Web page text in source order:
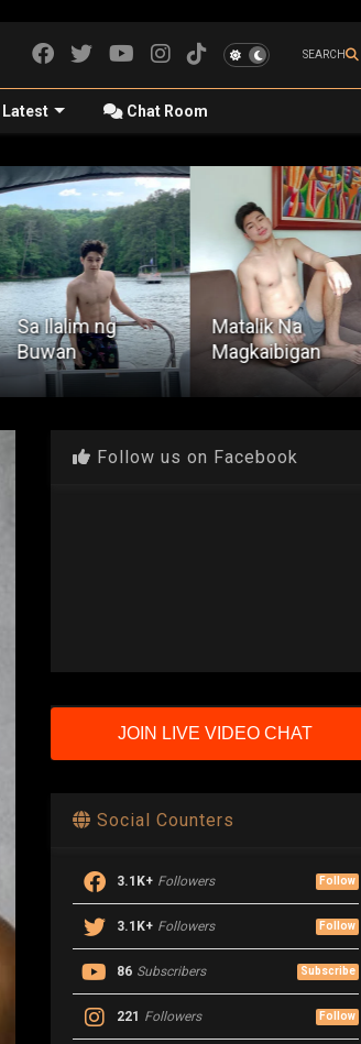
SEARCH
Latest Chat Room
Sa Ilalim ng
Buwan
Matalik Na
Magkaibigan
Follow us on Facebook
JOIN LIVE VIDEO CHAT
Social Counters
3.1K+ Followers Follow
3.1K+ Followers Follow
86 Subscribers Subscribe
221 Followers Follow